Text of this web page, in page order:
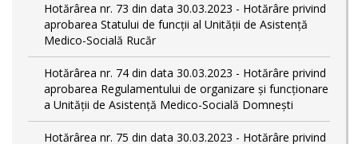
Hotărârea nr. 73 din data 30.03.2023 - Hotărâre privind
aprobarea Statului de funcții al Unității de Asistență
Medico-Socială Rucăr
Hotărârea nr. 74 din data 30.03.2023 - Hotărâre privind
aprobarea Regulamentului de organizare și funcționare
a Unității de Asistență Medico-Socială Domnești
Hotărârea nr. 75 din data 30.03.2023 - Hotărâre privind